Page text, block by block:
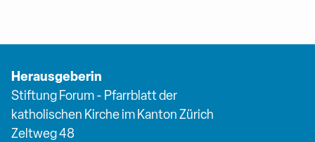
Herausgeberin
Stiftung Forum - Pfarrblatt der
katholischen Kirche im Kanton Zürich
Zeltweg 48